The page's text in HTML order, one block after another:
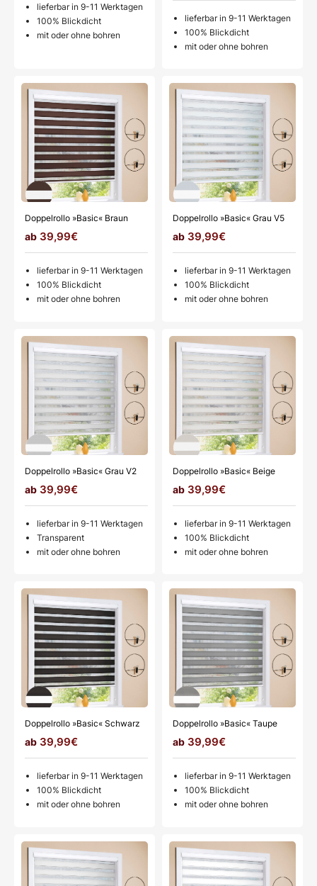
lieferbar in 9-11 Werktagen
100% Blickdicht
mit oder ohne bohren
lieferbar in 9-11 Werktagen
100% Blickdicht
mit oder ohne bohren
Doppelrollo »Basic« Braun
39,99€
lieferbar in 9-11 Werktagen
100% Blickdicht
mit oder ohne bohren
Doppelrollo »Basic« Grau V5
39,99€
lieferbar in 9-11 Werktagen
100% Blickdicht
mit oder ohne bohren
Doppelrollo »Basic« Grau V2
39,99€
lieferbar in 9-11 Werktagen
Transparent
mit oder ohne bohren
Doppelrollo »Basic« Beige
39,99€
lieferbar in 9-11 Werktagen
100% Blickdicht
mit oder ohne bohren
Doppelrollo »Basic« Schwarz
39,99€
lieferbar in 9-11 Werktagen
100% Blickdicht
mit oder ohne bohren
Doppelrollo »Basic« Taupe
39,99€
lieferbar in 9-11 Werktagen
100% Blickdicht
mit oder ohne bohren